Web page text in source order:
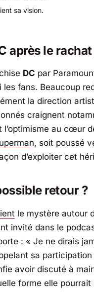
sa vision.
après le
DC par
fans. Beaucoup
la direction
craignent
au cœur
, soit poussé
d’exploiter cet
retour ?
le mystère autour
invité dans le
: « Je ne dirais
sa
avoir discuté à
forme elle